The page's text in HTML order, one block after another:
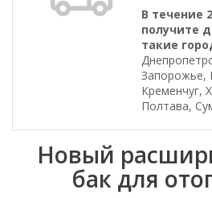
В течение
получите
такие
Запорожье,
Кременчуг,
Полтава,
Новый
бак для